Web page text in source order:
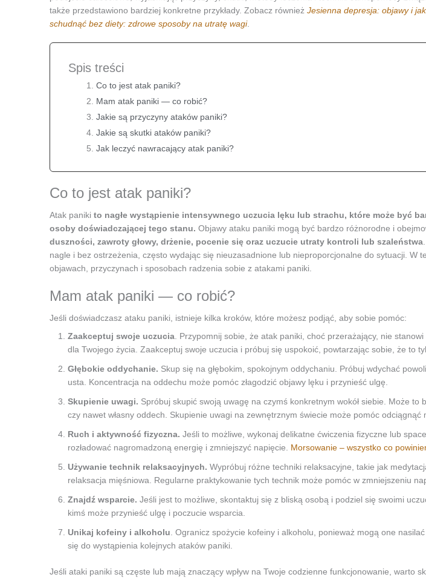
także przedstawiono bardziej konkretne przykłady. Zobacz również Jesienna depresja: objawy i
schudnąć bez diety: zdrowe sposoby na utratę wagi.
Spis treści
Co to jest atak paniki?
Mam atak paniki — co robić?
Jakie są przyczyny ataków paniki?
Jakie są skutki ataków paniki?
Jak leczyć nawracający atak paniki?
Co to jest atak paniki?
Atak paniki to nagłe wystąpienie intensywnego uczucia lęku lub strachu, które może być
osoby doświadczającej tego stanu. Objawy ataku paniki mogą być bardzo różnorodne i
duszności, zawroty głowy, drżenie, pocenie się oraz uczucie utraty kontroli lub szaleństwa
nagle i bez ostrzeżenia, często wydając się nieuzasadnione lub nieproporcjonalne do sytuacji. W
objawach, przyczynach i sposobach radzenia sobie z atakami paniki.
Mam atak paniki — co robić?
Jeśli doświadczasz ataku paniki, istnieje kilka kroków, które możesz podjąć, aby sobie pomóc:
Zaakceptuj swoje uczucia. Przypomnij sobie, że atak paniki, choć przerażający, nie
dla Twojego życia. Zaakceptuj swoje uczucia i próbuj się uspokoić, powtarzając sobie, że to
Głębokie oddychanie. Skup się na głębokim, spokojnym oddychaniu. Próbuj wdychać
usta. Koncentracja na oddechu może pomóc złagodzić objawy lęku i przynieść ulgę.
Skupienie uwagi. Spróbuj skupić swoją uwagę na czymś konkretnym wokół siebie. Może to
czy nawet własny oddech. Skupienie uwagi na zewnętrznym świecie może pomóc odciągnąć
Ruch i aktywność fizyczna. Jeśli to możliwe, wykonaj delikatne ćwiczenia fizyczne lub
rozładować nagromadzoną energię i zmniejszyć napięcie. Morsowanie – wszystko co
Używanie technik relaksacyjnych. Wypróbuj różne techniki relaksacyjne, takie jak
relaksacja mięśniowa. Regularne praktykowanie tych technik może pomóc w zmniejszeniu
Znajdź wsparcie. Jeśli jest to możliwe, skontaktuj się z bliską osobą i podziel się swoimi
kimś może przynieść ulgę i poczucie wsparcia.
Unikaj kofeiny i alkoholu. Ogranicz spożycie kofeiny i alkoholu, ponieważ mogą one
się do wystąpienia kolejnych ataków paniki.
Jeśli ataki paniki są częste lub mają znaczący wpływ na Twoje codzienne funkcjonowanie, warto